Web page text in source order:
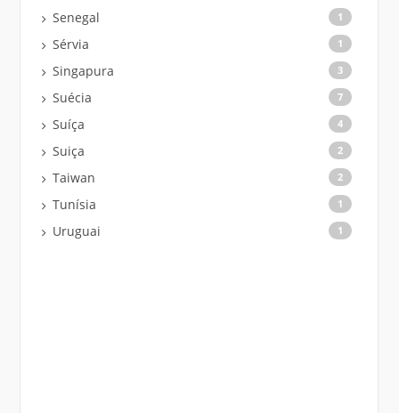
Senegal 1
Sérvia 1
Singapura 3
Suécia 7
Suíça 4
Suiça 2
Taiwan 2
Tunísia 1
Uruguai 1